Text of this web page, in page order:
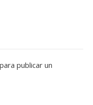
para publicar un